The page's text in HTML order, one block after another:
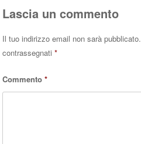
Lascia un commento
Il tuo indirizzo email non sarà pubblicato.
contrassegnati*
Commento*